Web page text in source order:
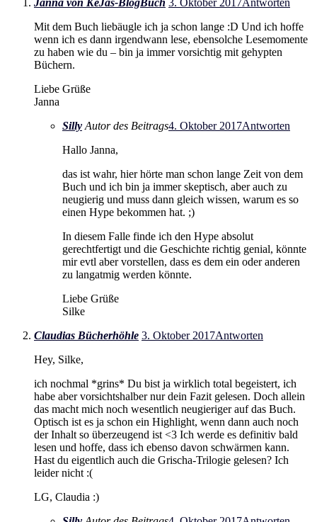
Janna von KeJas-BlogBuch 3. Oktober 2017Antworten
Mit dem Buch liebäugle ich ja schon lange :D Und ich hoffe
wenn ich es dann irgendwann lese, ebensolche Lesemomente
zu haben wie du – bin ja immer vorsichtig mit gehypten
Büchern.
Liebe Grüße
Janna
Silly Autor des Beitrags4. Oktober 2017Antworten
Hallo Janna,
das ist wahr, hier hörte man schon lange Zeit von dem
Buch und ich bin ja immer skeptisch, aber auch zu
neugierig und muss dann gleich wissen, warum es so
einen Hype bekommen hat. ;)
In diesem Falle finde ich den Hype absolut
gerechtfertigt und die Geschichte richtig genial, könnte
mir evtl aber vorstellen, dass es dem ein oder anderen
zu langatmig werden könnte.
Liebe Grüße
Silke
Claudias Bücherhöhle 3. Oktober 2017Antworten
Hey, Silke,
ich nochmal *grins* Du bist ja wirklich total begeistert, ich
habe aber vorsichtshalber nur dein Fazit gelesen. Doch allein
das macht mich noch wesentlich neugieriger auf das Buch.
Optisch ist es ja schon ein Highlight, wenn dann auch noch
der Inhalt so überzeugend ist <3 Ich werde es definitiv bald
lesen und hoffe, dass ich ebenso davon schwärmen kann.
Hast du eigentlich auch die Grischa-Trilogie gelesen? Ich
leider nicht :(
LG, Claudia :)